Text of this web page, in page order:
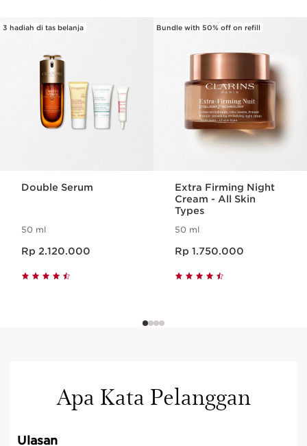
²Evaluasi mandiri - Multi-Active Day Cream All Skin
³Studi klinis - Multi-Active Day Cream All Skin Types - 30
wanita - 24 jam
*Bahan-bahan organik diproduksi sesuai dengan
peraturan Eropa (CE 2018/848).
SKIP SECTION CONTENT
3 hadiah di tas belanja
Double Serum
50 ml
Rp 2.120.000
Bundle with 50% off on refill
Extra Firming Night
Cream - All Skin
Types
50 ml
Rp 1.750.000
Apa Kata Pelanggan